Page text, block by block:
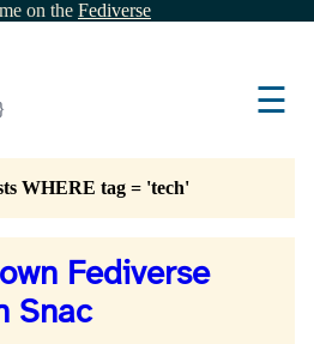
on the Fediverse
☰
WHERE tag = 'tech'
Fediverse
Snac